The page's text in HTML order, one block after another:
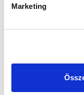
Marketing